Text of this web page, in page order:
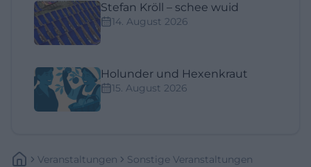
Stefan Kröll – schee wuid
14. August 2026
Holunder und Hexenkraut
15. August 2026
Veranstaltungen
Sonstige Veranstaltungen